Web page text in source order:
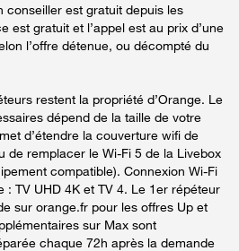
conseiller est gratuit depuis les
est gratuit et l’appel est au prix d’une
l’offre détenue, ou décompté du
restent la propriété d’Orange. Le
dépend de la taille de votre
d’étendre la couverture wifi de
de remplacer le Wi-Fi 5 de la Livebox
compatible). Connexion Wi-Fi
TV UHD 4K et TV 4. Le 1er répéteur
sur orange.fr pour les offres Up et
sur Max sont
chaque 72h après la demande